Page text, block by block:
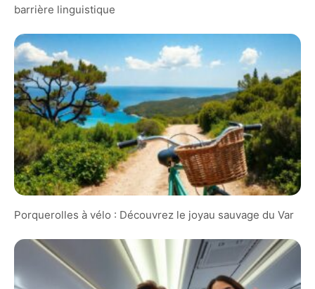
barrière linguistique
Porquerolles à vélo : Découvrez le joyau sauvage du Var